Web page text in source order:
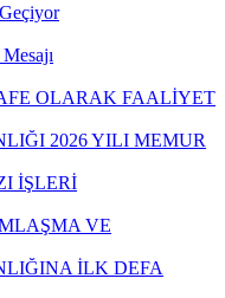
OLARAK FAALİYET
2026 YILI MEMUR
İŞLERİ
VE
İLK DEFA